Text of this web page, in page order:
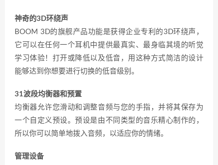
神奇的3D环绕声
BOOM 3D的旗舰产品功能是获得企业专利的3D环绕声，
它可以在任何一个耳机中提供最真实、最身临其境的听觉
学习体验！打开或降低以及低音，用这种方式简洁的设计
能够达到你想要进行切换的低音级别。
31波段均衡器和预置
均衡器允许您滑动和调整音频与您的手指，并将其保存为
一个自定义预设。预设是由不同类型的音乐精心制作的，
所以你可以简单地拨入音频，以适应你的情绪。
管理设备